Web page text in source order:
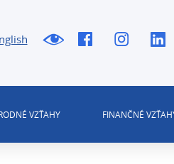
VZŤAHY FINANČNÉ